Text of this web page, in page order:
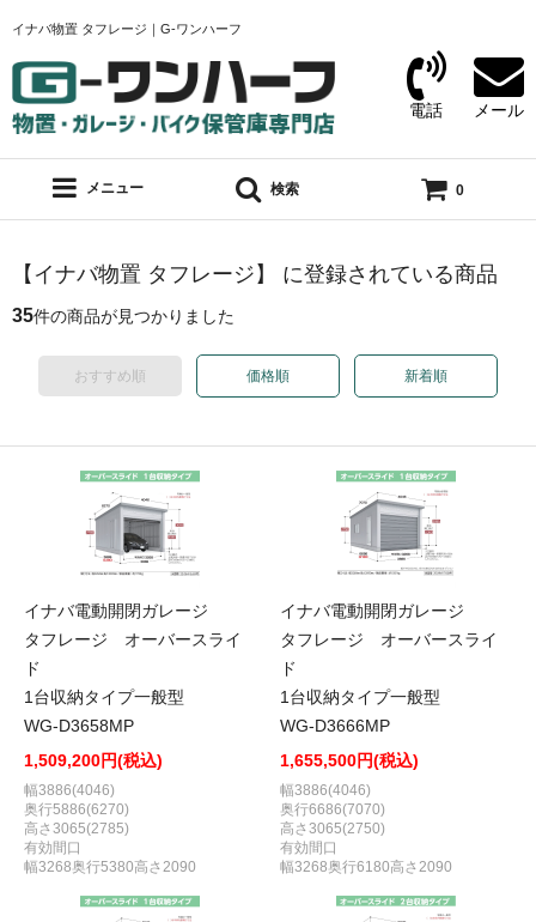
イナバ物置 タフレージ｜G-ワンハーフ
電話 メール
メニュー 検索 0
【イナバ物置 タフレージ】 に登録されている商品
35件の商品が見つかりました
おすすめ順 価格順 新着順
イナバ電動開閉ガレージ
タフレージ オーバースライ
ド
1台収納タイプ一般型
WG-D3658MP
1,509,200円(税込)
幅3886(4046)
奥行5886(6270)
高さ3065(2785)
有効間口
幅3268奥行5380高さ2090
イナバ電動開閉ガレージ
タフレージ オーバースライ
ド
1台収納タイプ一般型
WG-D3666MP
1,655,500円(税込)
幅3886(4046)
奥行6686(7070)
高さ3065(2750)
有効間口
幅3268奥行6180高さ2090